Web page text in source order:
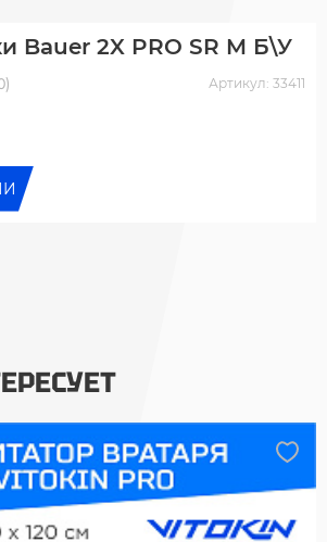
Bauer 2X PRO SR M Б\У
Артикул: 33411